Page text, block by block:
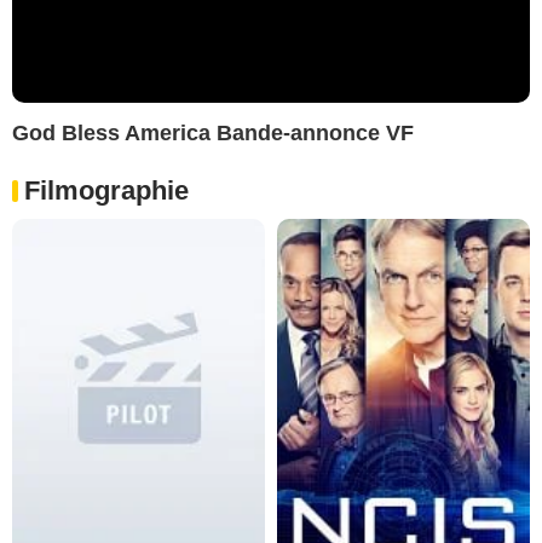
God Bless America Bande-annonce VF
Filmographie